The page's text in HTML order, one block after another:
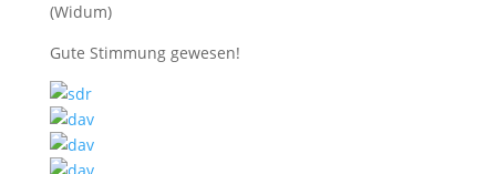
(Widum)
Gute Stimmung gewesen!